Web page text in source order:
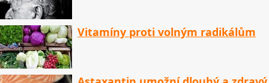
Vitamíny proti volným radikálům